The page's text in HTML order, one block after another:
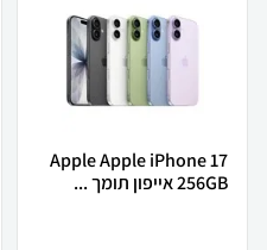
Apple Apple iPhone 17
256GB אייפון תומך ...